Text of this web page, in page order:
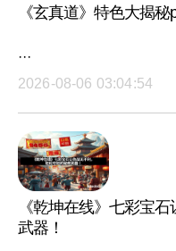
《玄真道》特色大揭
···
2026-08-06 03:04:54
《乾坤在线》七彩宝
武器！